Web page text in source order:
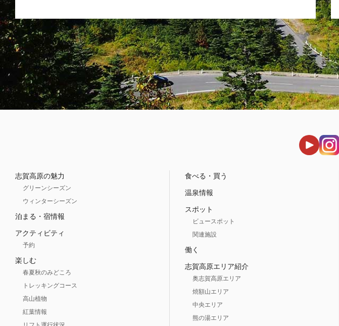
志賀高原の魅力
グリーンシーズン
ウィンターシーズン
泊まる・宿情報
アクティビティ
予約
楽しむ
春夏秋のみどころ
トレッキングコース
高山植物
紅葉情報
食べる・買う
温泉情報
スポット
ビュースポット
関連施設
働く
志賀高原エリア紹介
奥志賀高原エリア
焼額山エリア
中央エリア
熊の湯エリア